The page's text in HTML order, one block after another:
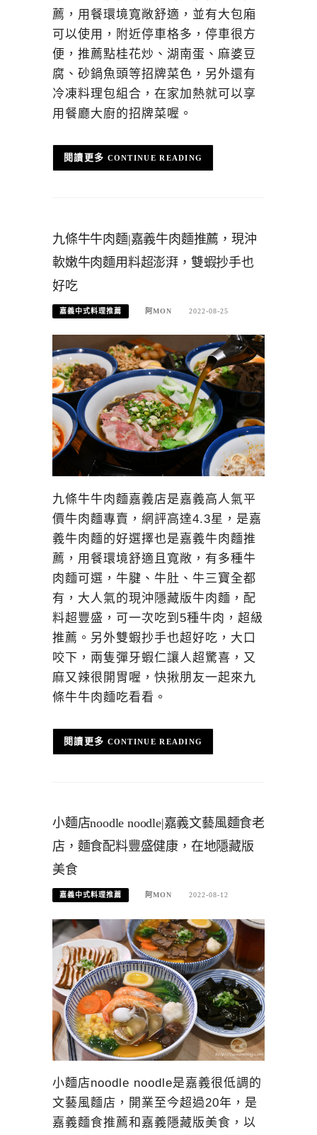
薦，用餐環境寬敞舒適，並有大包廂
可以使用，附近停車格多，停車很方
便，推薦點桂花炒、湖南蛋、麻婆豆
腐、砂鍋魚頭等招牌菜色，另外還有
冷凍料理包組合，在家加熱就可以享
用餐廳大廚的招牌菜喔。
CONTINUE READING
九條牛牛肉麵|嘉義牛肉麵推薦，現沖
軟嫩牛肉麵用料超澎湃，雙蝦抄手也
好吃
嘉義中式料理推薦 阿MON 2022-08-25
九條牛牛肉麵嘉義店是嘉義高人氣平
價牛肉麵專賣，網評高達4.3星，是嘉
義牛肉麵的好選擇也是嘉義牛肉麵推
薦，用餐環境舒適且寬敞，有多種牛
肉麵可選，牛腱、牛肚、牛三寶全都
有，大人氣的現沖隱藏版牛肉麵，配
料超豐盛，可一次吃到5種牛肉，超級
推薦。另外雙蝦抄手也超好吃，大口
咬下，兩隻彈牙蝦仁讓人超驚喜，又
麻又辣很開胃喔，快揪朋友一起來九
條牛牛肉麵吃看看。
CONTINUE READING
小麵店noodle noodle|嘉義文藝風麵食老
店，麵食配料豐盛健康，在地隱藏版
美食
嘉義中式料理推薦 阿MON 2022-08-12
小麵店noodle noodle是嘉義很低調的
文藝風麵店，開業至今超過20年，是
嘉義麵食推薦和嘉義隱藏版美食，以